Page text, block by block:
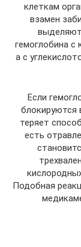
клеткам
взамен
гемоглобина с
а с
Если
блокируются
теряет
есть
Подобная